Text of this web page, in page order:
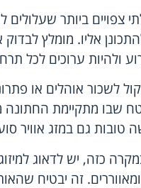
צפויים ביותר
אליו. מומלץ
ולהיות ערוכים לכל
לשכור אוהלים או
שבו מתקיימת החתונה
טובות גם במזג אוויר
כזה, יש לדאוג
זה יבטיח